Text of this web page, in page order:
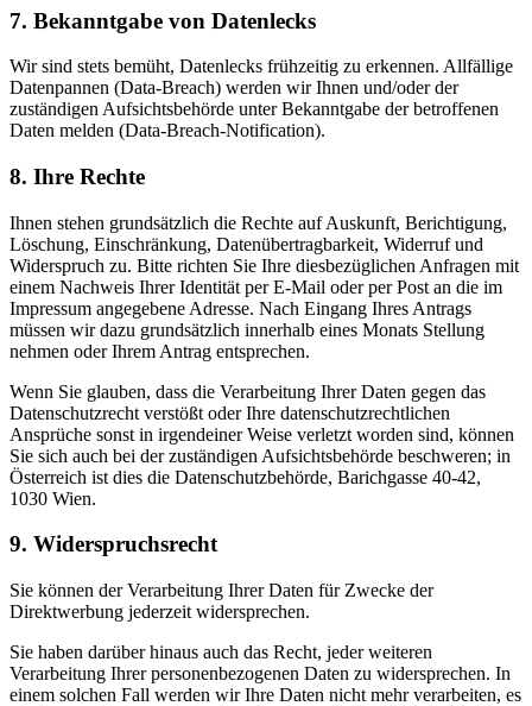
7. Bekanntgabe von Datenlecks
Wir sind stets bemüht, Datenlecks frühzeitig zu erkennen. Allfällige
Datenpannen (Data-Breach) werden wir Ihnen und/oder der
zuständigen Aufsichtsbehörde unter Bekanntgabe der betroffenen
Daten melden (Data-Breach-Notification).
8. Ihre Rechte
Ihnen stehen grundsätzlich die Rechte auf Auskunft, Berichtigung,
Löschung, Einschränkung, Datenübertragbarkeit, Widerruf und
Widerspruch zu. Bitte richten Sie Ihre diesbezüglichen Anfragen mit
einem Nachweis Ihrer Identität per E-Mail oder per Post an die im
Impressum angegebene Adresse. Nach Eingang Ihres Antrags
müssen wir dazu grundsätzlich innerhalb eines Monats Stellung
nehmen oder Ihrem Antrag entsprechen.
Wenn Sie glauben, dass die Verarbeitung Ihrer Daten gegen das
Datenschutzrecht verstößt oder Ihre datenschutzrechtlichen
Ansprüche sonst in irgendeiner Weise verletzt worden sind, können
Sie sich auch bei der zuständigen Aufsichtsbehörde beschweren; in
Österreich ist dies die Datenschutzbehörde, Barichgasse 40-42,
1030 Wien.
9. Widerspruchsrecht
Sie können der Verarbeitung Ihrer Daten für Zwecke der
Direktwerbung jederzeit widersprechen.
Sie haben darüber hinaus auch das Recht, jeder weiteren
Verarbeitung Ihrer personenbezogenen Daten zu widersprechen. In
einem solchen Fall werden wir Ihre Daten nicht mehr verarbeiten, es